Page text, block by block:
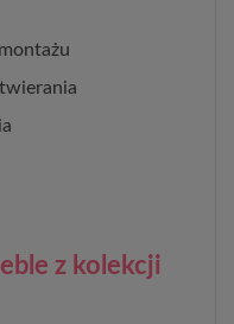
z kolekcji